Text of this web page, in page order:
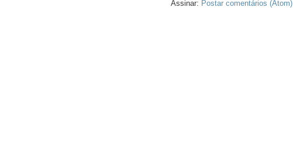
Assinar: Postar comentários (Atom)